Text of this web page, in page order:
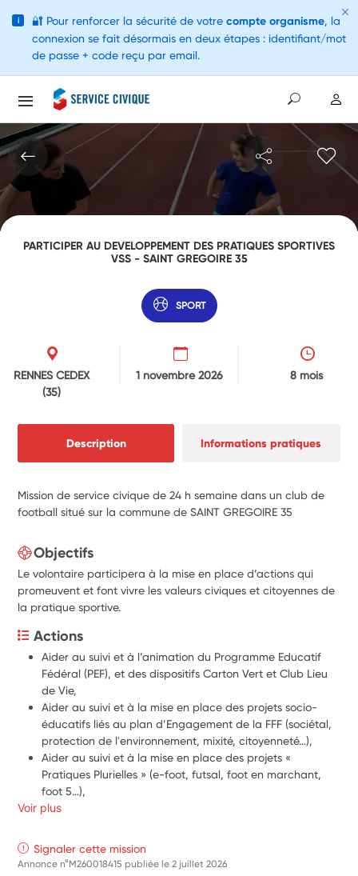
PARTICIPER AU DEVELOPPEMENT DES PRATIQUES SPORTIVES
VSS - SAINT GREGOIRE 35
SPORT
RENNES CEDEX
(35)
1 novembre 2026 8 mois
Description Informations pratiques
Mission de service civique de 24 h semaine dans un club de
football situé sur la commune de SAINT GREGOIRE 35
Objectifs
Le volontaire participera à la mise en place d’actions qui
promeuvent et font vivre les valeurs civiques et citoyennes de
la pratique sportive.
Actions
Aider au suivi et à l’animation du Programme Educatif
Fédéral (PEF), et des dispositifs Carton Vert et Club Lieu
Aider au suivi et à la mise en place des projets socio-
éducatifs liés au plan d’Engagement de la FFF (sociétal,
protection de l'environnement, mixité, citoyenneté…),
Aider au suivi et à la mise en place des projets «
Pratiques Plurielles » (e-foot, futsal, foot en marchant,
foot 5…),
Soutenir la mise en place de la stratégie RSO /
Participer à la mise en place des actions citoyennes et
éco-responsables, en interne et à destination de tous les
Voir plus
Signaler cette mission
Annonce n°M260018415 publiée le2 juillet 2026
i 🔐 Pour renforcer la sécurité de votre compte organisme, la
connexion se fait désormais en deux étapes : identifiant/mot
de passe + code reçu par email.